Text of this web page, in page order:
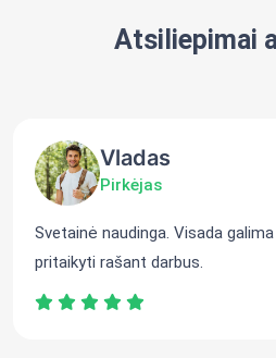
Atsiliepimai
Vladas
Pirkėjas
Svetainė naudinga. Visada
pritaikyti rašant darbus.